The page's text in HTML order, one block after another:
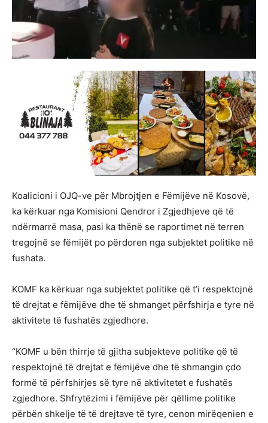
Koalicioni i OJQ-ve për Mbrojtjen e Fëmijëve në Kosovë,
ka kërkuar nga Komisioni Qendror i Zgjedhjeve që të
ndërmarrë masa, pasi ka thënë se raportimet në terren
tregojnë se fëmijët po përdoren nga subjektet politike në
fushata.
KOMF ka kërkuar nga subjektet politike që t’i respektojnë
të drejtat e fëmijëve dhe të shmanget përfshirja e tyre në
aktivitete të fushatës zgjedhore.
“KOMF u bën thirrje të gjitha subjekteve politike që të
respektojnë të drejtat e fëmijëve dhe të shmangin çdo
formë të përfshirjes së tyre në aktivitetet e fushatës
zgjedhore. Shfrytëzimi i fëmijëve për qëllime politike
përbën shkelje të të drejtave të tyre, cenon mirëqenien e